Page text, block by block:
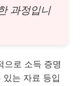
과정입니
으로 소득 증명
있는 자료 등입